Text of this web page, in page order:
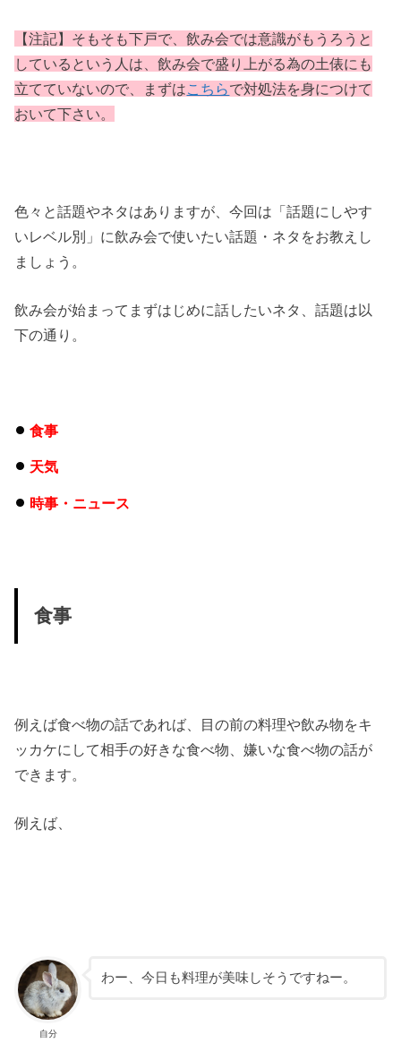
【注記】そもそも下戸で、飲み会では意識がもうろうと
しているという人は、飲み会で盛り上がる為の土俵にも
立てていないので、まずはこちらで対処法を身につけて
おいて下さい。
色々と話題やネタはありますが、今回は「話題にしやす
いレベル別」に飲み会で使いたい話題・ネタをお教えし
ましょう。
飲み会が始まってまずはじめに話したいネタ、話題は以
下の通り。
食事
天気
時事・ニュース
食事
例えば食べ物の話であれば、目の前の料理や飲み物をキ
ッカケにして相手の好きな食べ物、嫌いな食べ物の話が
できます。
例えば、
自分
わー、今日も料理が美味しそうですねー。